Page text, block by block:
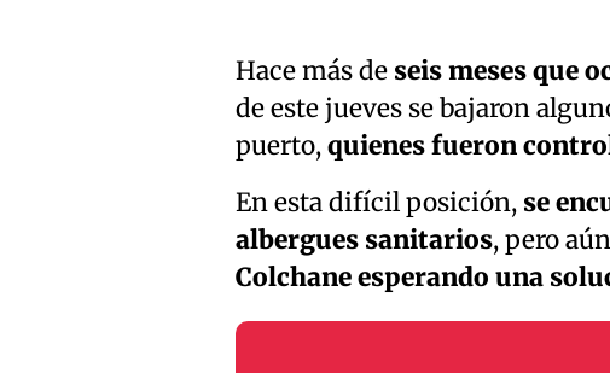
Hace más deseis meses que
de este jueves se bajaron
puerto,quienes fueron
En esta difícil posición, se
albergues sanitarios, pero
Colchane esperando una